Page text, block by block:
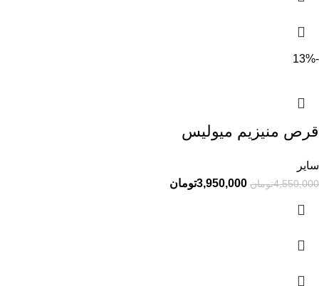
-13%
قرص منیزیم میولیس
سایر
4,550,000تومان 3,950,000تومان